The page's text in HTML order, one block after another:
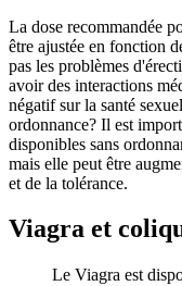
La dose recommandée
être ajustée en fonction
pas les problèmes
avoir des interactions
négatif sur la santé
ordonnance? Il est
disponibles sans
mais elle peut être
et de la tolérance.
Viagra et
Le Viagra est